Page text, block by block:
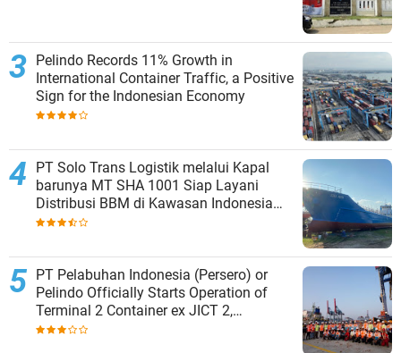
Pelindo Records 11% Growth in
International Container Traffic, a Positive
Sign for the Indonesian Economy
PT Solo Trans Logistik melalui Kapal
barunya MT SHA 1001 Siap Layani
Distribusi BBM di Kawasan Indonesia
bagian Timur
PT Pelabuhan Indonesia (Persero) or
Pelindo Officially Starts Operation of
Terminal 2 Container ex JICT 2,
Strengthening Productivity of Tanjung